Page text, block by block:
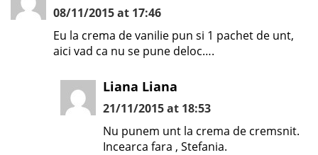
08/11/2015 at 17:46
Eu la crema de vanilie pun si 1 pachet de unt,
aici vad ca nu se pune deloc….
Liana Liana
21/11/2015 at 18:53
Nu punem unt la crema de cremsnit.
Incearca fara , Stefania.